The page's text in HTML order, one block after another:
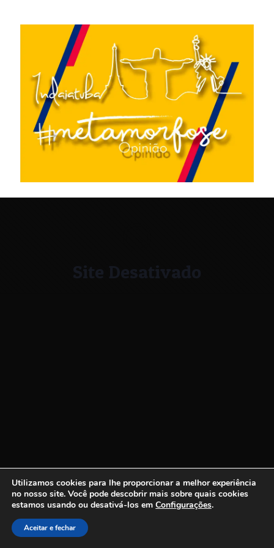
Site Desativado
Utilizamos cookies para lhe proporcionar a melhor experiência
no nosso site. Você pode descobrir mais sobre quais cookies
estamos usando ou desativá-los em Configurações.
Aceitar e fechar